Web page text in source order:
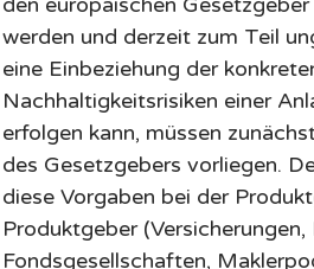
werden und derzeit zum Teil
eine Einbeziehung der
Nachhaltigkeitsrisiken einer
erfolgen kann, müssen
des Gesetzgebers vorliegen.
diese Vorgaben bei der
Produktgeber (Versicherungen,
Fondsgesellschaften,